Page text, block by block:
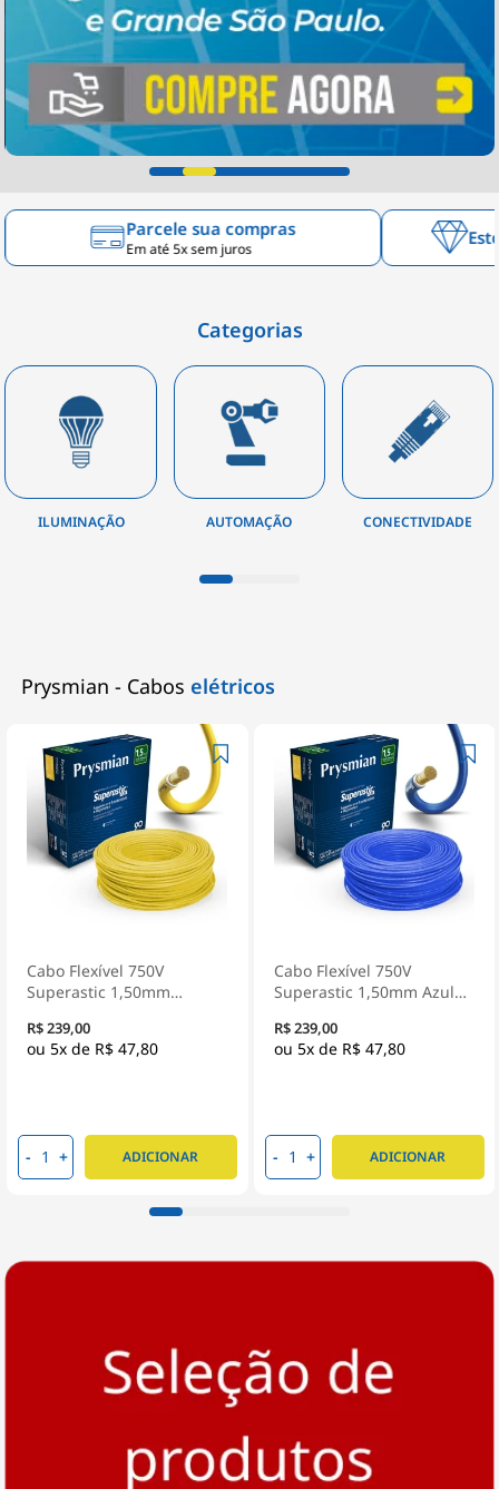
Parcele sua compras
Em até 5x sem juros
Categorias
AUTOMAÇÃO CONECTIVIDADE INSTALAÇÃO
Prysmian - Cabos elétricos
Cabo Flexível 750V
Superastic 1,50mm
Prysmian
R$ 239,00
5x de R$ 47,80
- + ADICIONAR
Cabo Flexível 750V
Superastic 1,50mm Azul
R$ 239,00
5x de R$ 47,80
- + ADICIONAR